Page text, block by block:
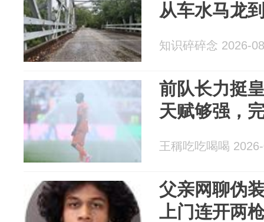
从车水马龙
知识碎碎念 2026-
前队长力挺
天赋够强，
王稱吃吃喝喝
父亲网聊伪
上门连开两